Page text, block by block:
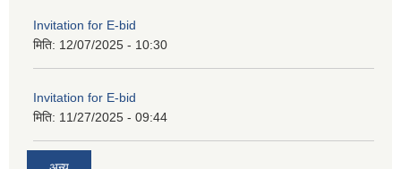
Invitation for E-bid
मिति: 12/07/2025 - 10:30
Invitation for E-bid
मिति: 11/27/2025 - 09:44